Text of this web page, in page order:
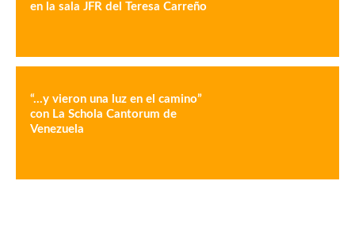
en la sala JFR del Teresa Carreño
“…y vieron una luz en el camino”
con La Schola Cantorum de
Venezuela